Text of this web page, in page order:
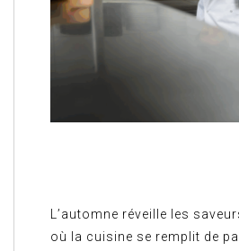
L’automne réveille les
où la cuisine se remplit de